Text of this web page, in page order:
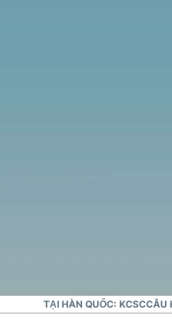
TẠI HÀN QUỐC: KCSCCÂU